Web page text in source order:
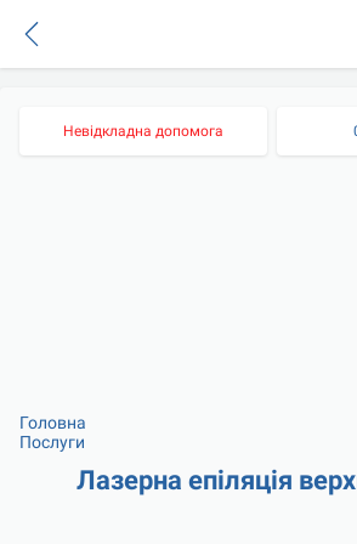
Невідкладна допомога
Головна
Послуги
Лазерна епіляція